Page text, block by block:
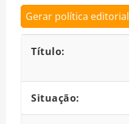
Gerar política editorial
Título:
Situação: